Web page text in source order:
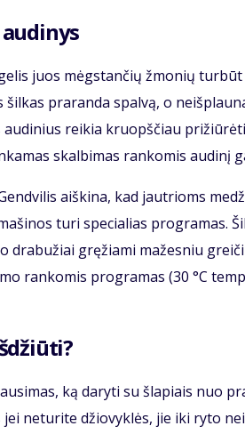
juos mėgstančių žmonių
praranda spalvą, o
audinius reikia kruopščiau
skalbimas rankomis audinį
aiškina, kad jautrioms
turi specialias programas.
drabužiai gręžiami mažesniu
rankomis programas (30 °C
ką daryti su šlapiais nuo
neturite džiovyklės, jie iki ryto